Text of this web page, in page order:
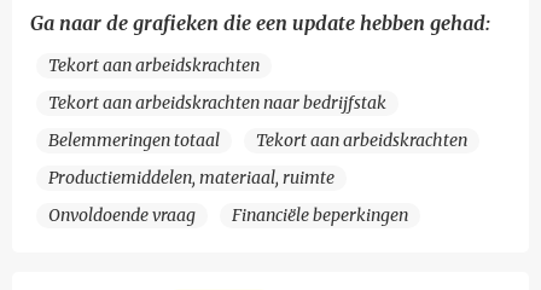
Ga naar de grafieken die een update hebben gehad:
Tekort aan arbeidskrachten
Tekort aan arbeidskrachten naar bedrijfstak
Belemmeringen totaal
Tekort aan arbeidskrachten
Productiemiddelen, materiaal, ruimte
Onvoldoende vraag
Financiële beperkingen